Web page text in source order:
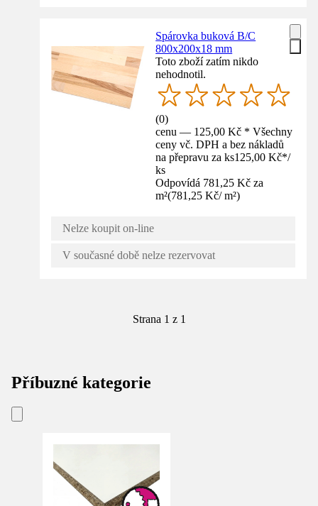
Spárovka buková B/C
800x200x18 mm
Toto zboží zatím nikdo
nehodnotil.
(0)
cenu — 125,00 Kč * Všechny
ceny vč. DPH a bez nákladů
na přepravu za ks125,00 Kč*/
ks
Odpovídá 781,25 Kč za
m²(781,25 Kč/ m²)
Nelze koupit on-line
V současné době nelze rezervovat
Strana 1 z 1
Příbuzné kategorie